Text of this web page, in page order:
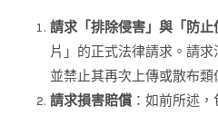
請求「排除侵害」與「防止
片」的正式法律請求。請求
並禁止其再次上傳或散布類
請求損害賠償 ：如前所述